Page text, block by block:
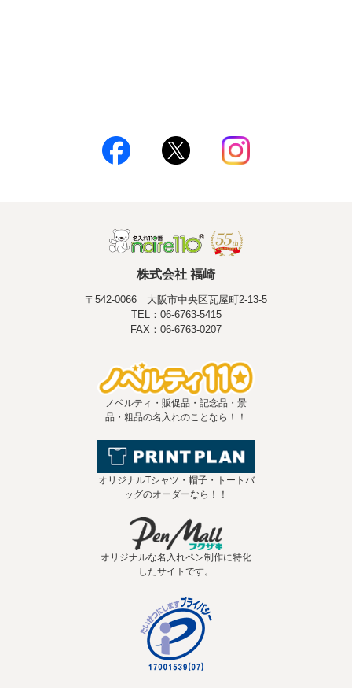
株式会社 福崎
〒542-0066 大阪市中央区瓦屋町2-13-5
TEL：06-6763-5415
FAX：06-6763-0207
ノベルティ・販促品・記念品・景
品・粗品の名入れのことなら！！
オリジナルTシャツ・帽子・トートバ
ッグのオーダーなら！！
オリジナルな名入れペン制作に特化
したサイトです。